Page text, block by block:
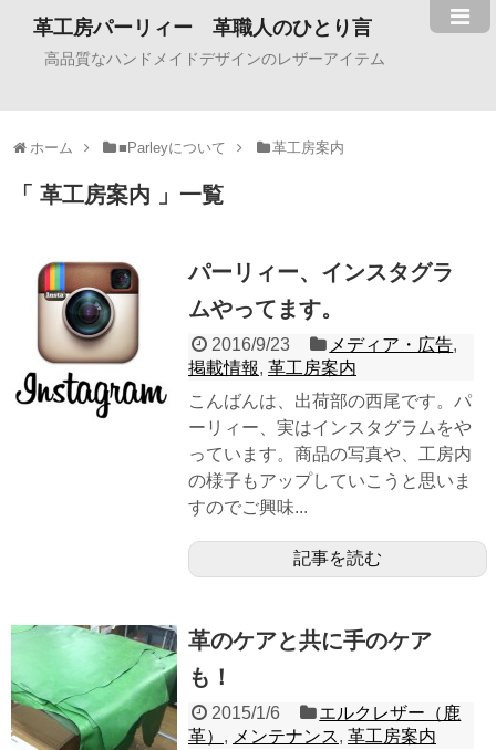
革工房パーリィー 革職人のひとり言
高品質なハンドメイドデザインのレザーアイテム
ホーム ■Parleyについて 革工房案内
革工房案内 一覧
パーリィー、インスタグラ
ムやってます。
2016/9/23 メディア・広告,
掲載情報, 革工房案内
こんばんは、出荷部の西尾です。パ
ーリィー、実はインスタグラムをや
っています。商品の写真や、工房内
の様子もアップしていこうと思いま
すのでご興味...
記事を読む
革のケアと共に手のケア
も！
2015/1/6
エルクレザー（鹿
革） , メンテナンス, 革工房案内